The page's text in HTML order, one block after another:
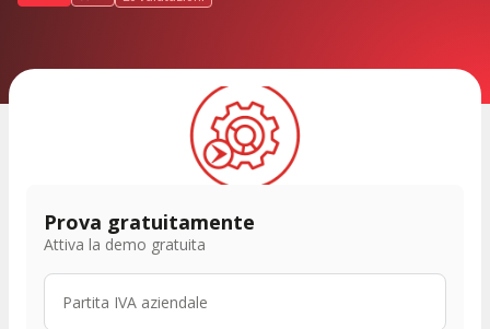
Prova gratuitamente
Attiva la demo gratuita